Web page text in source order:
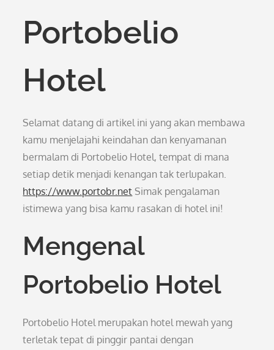
Portobelio
Hotel
Selamat datang di artikel ini yang akan membawa
kamu menjelajahi keindahan dan kenyamanan
bermalam di Portobelio Hotel, tempat di mana
setiap detik menjadi kenangan tak terlupakan.
https://www.portobr.net Simak pengalaman
istimewa yang bisa kamu rasakan di hotel ini!
Mengenal
Portobelio Hotel
Portobelio Hotel merupakan hotel mewah yang
terletak tepat di pinggir pantai dengan